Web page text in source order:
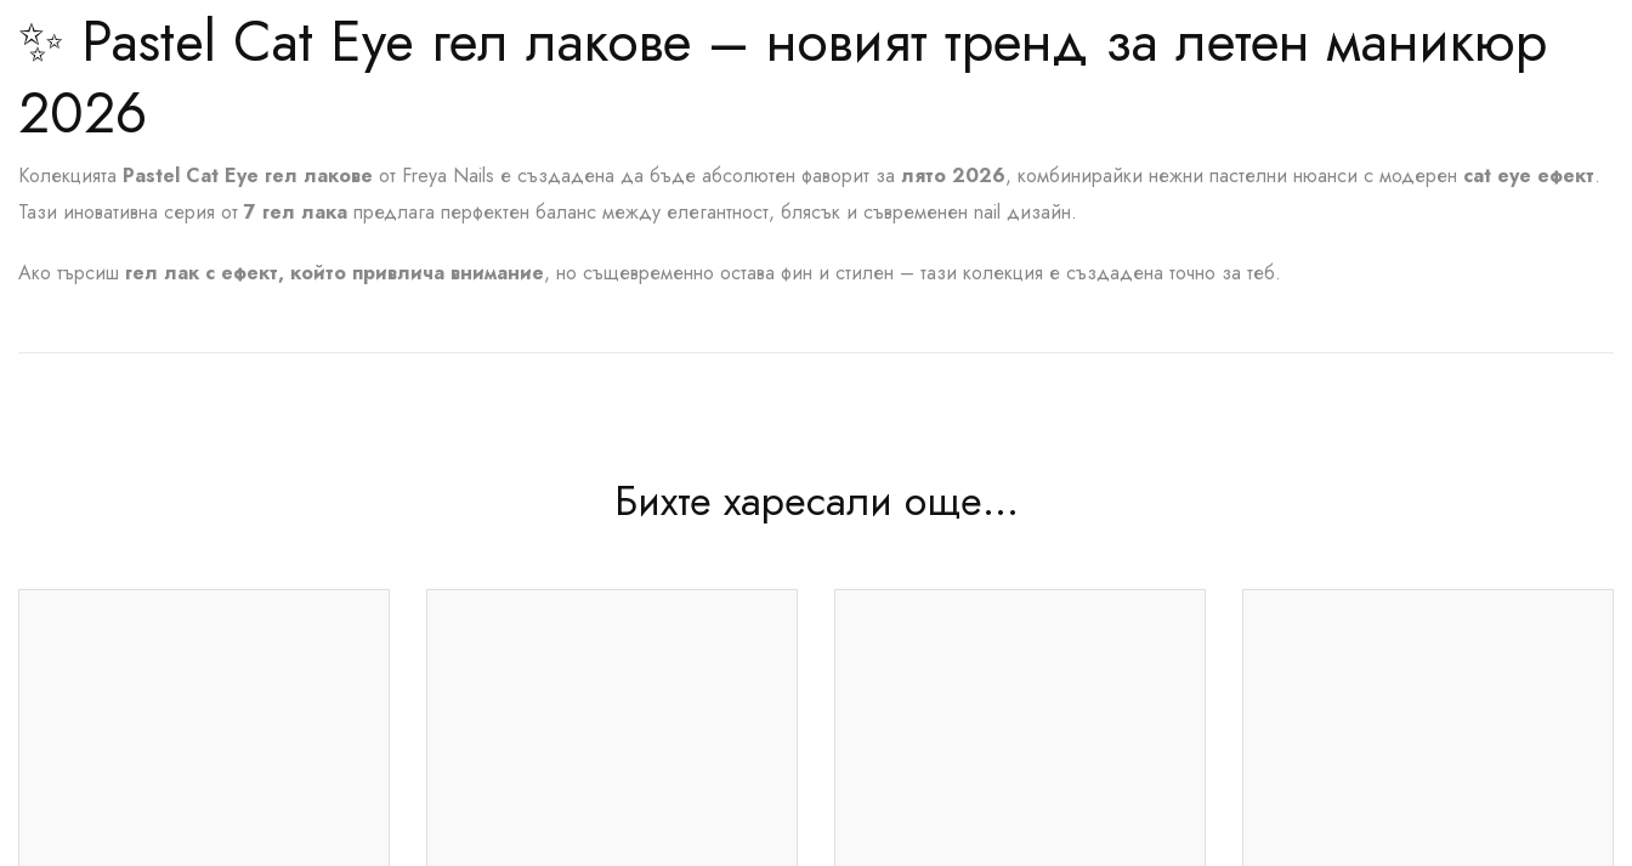
✨ Pastel Cat Eye гел лакове – новият тренд за летен маникюр
2026
Колекцията Pastel Cat Eye гел лакове от Freya Nails е създадена да бъде абсолютен фаворит за лято 2026, комбинирайки нежни пастелни нюанси с модерен cat eye ефект.
Тази иновативна серия от 7 гел лака предлага перфектен баланс между елегантност, блясък и съвременен nail дизайн.
Ако търсиш гел лак с ефект, който привлича внимание, но същевременно остава фин и стилен – тази колекция е създадена точно за теб.
Бихте харесали още...